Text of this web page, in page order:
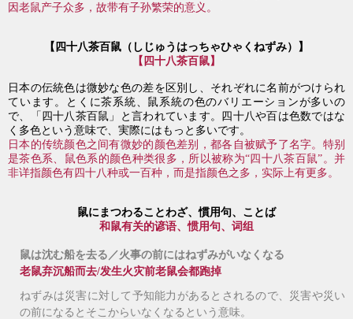
因老鼠产子众多，故带有子孙繁荣的意义。
【四十八茶百鼠（しじゅうはっちゃひゃくねずみ）】
【四十八茶百鼠】
日本の伝統色は微妙な色の差を区別し、それぞれに名前がつけられ
ています。とくに茶系統、鼠系統の色のバリエーションが多いの
で、「四十八茶百鼠」と言われています。四十八や百は色数ではな
く多色という意味で、実際にはもっと多いです。
日本的传统颜色之间有微妙的颜色差别，都各自被赋予了名字。特别
是茶色系、鼠色系的颜色种类很多，所以被称为“四十八茶百鼠”。并
非详指颜色有四十八种或一百种，而是指颜色之多，实际上有更多。
鼠にまつわることわざ、慣用句、ことば
和鼠有关的谚语、惯用句、词组
鼠は沈む船を去る／火事の前にはねずみがいなくなる
老鼠弃沉船而去/发生火灾前老鼠会都跑掉
ねずみは災害に対して予知能力があるとされるので、災害や災い
の前になるとそこからいなくなるという意味。